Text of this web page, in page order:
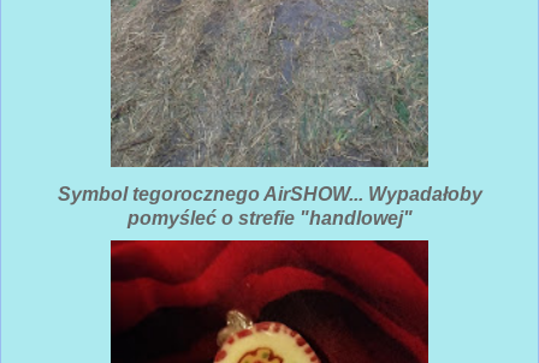
Symbol tegorocznego AirSHOW... Wypadałoby
pomyśleć o strefie "handlowej"